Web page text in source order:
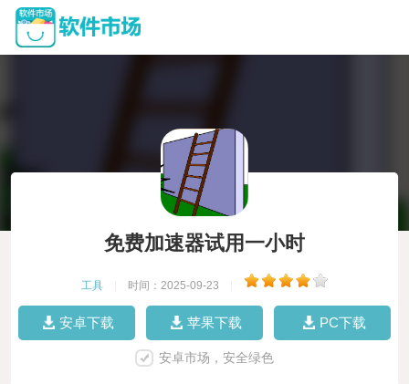
免费加速器试用一小时
工具 时间：2025-09-23
安卓下载 苹果下载 PC下载
安卓市场，安全绿色